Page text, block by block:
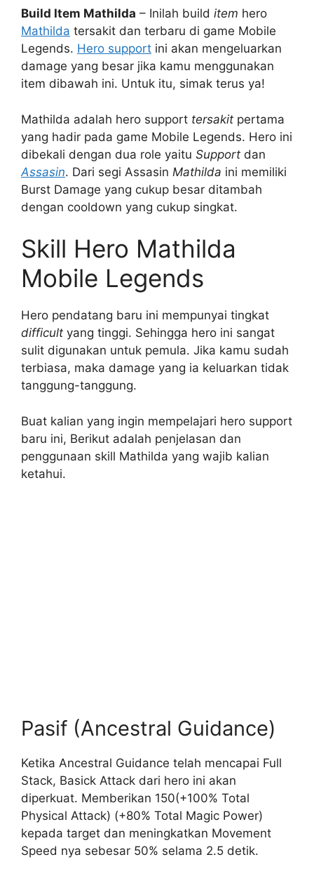
Build Item Mathilda – Inilah build item hero
Mathilda tersakit dan terbaru di game Mobile
Legends. Hero support ini akan mengeluarkan
damage yang besar jika kamu menggunakan
item dibawah ini. Untuk itu, simak terus ya!
Mathilda adalah hero support tersakit pertama
yang hadir pada game Mobile Legends. Hero ini
dibekali dengan dua role yaitu Support dan
Assasin. Dari segi Assasin Mathilda ini memiliki
Burst Damage yang cukup besar ditambah
dengan cooldown yang cukup singkat.
Skill Hero Mathilda
Mobile Legends
Hero pendatang baru ini mempunyai tingkat
difficult yang tinggi. Sehingga hero ini sangat
sulit digunakan untuk pemula. Jika kamu sudah
terbiasa, maka damage yang ia keluarkan tidak
tanggung-tanggung.
Buat kalian yang ingin mempelajari hero support
baru ini, Berikut adalah penjelasan dan
penggunaan skill Mathilda yang wajib kalian
ketahui.
Pasif (Ancestral Guidance)
Ketika Ancestral Guidance telah mencapai Full
Stack, Basick Attack dari hero ini akan
diperkuat. Memberikan 150(+100% Total
Physical Attack) (+80% Total Magic Power)
kepada target dan meningkatkan Movement
Speed nya sebesar 50% selama 2.5 detik.